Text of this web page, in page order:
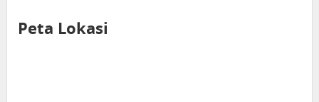
Peta Lokasi